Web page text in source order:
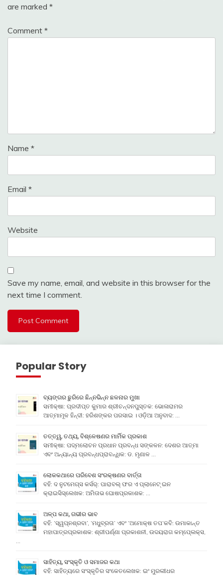
are marked *
Comment *
Name *
Email *
Website
Save my name, email, and website in this browser for the
next time I comment.
Popular Story
ବ୍ୟଙ୍ଗର ଛୁରିରେ ଛିନ୍ନଭିନ୍ନ ଛଳନାର ମୁଖା
ସମୀକ୍ଷା: ପ୍ରଦୀପ୍ତ କୁମାର ଶ୍ରୀଚନ୍ଦନପୁସ୍ତକ: ଭୋଳାରାମର
ଆତ୍ମାମୂଳ ହିନ୍ଦୀ: ହରିଶଙ୍କର ପରସାଇ । ଓଡ଼ିଆ ଅନୁବାଦ: …
ତତ୍ତ୍ୱ, ତଥ୍ୟ, ବିଶ୍ଳେଷଣର ମାର୍ମିକ ପ୍ରକାଶ
ସମୀକ୍ଷା: ପଦ୍ମଲୋଚନ ପ୍ରଧାନ ପ୍ରବନ୍ଧ ସଙ୍କଳନ: ଦେଶର ଆତ୍ମା
ଏବଂ ଅନ୍ୟାନ୍ୟ ପ୍ରବନ୍ଧପ୍ରାବନ୍ଧିକ: ଡ. ମୃଣାଳ …
ଲୋକକଥାରେ ପରିବେଶ ସଂରକ୍ଷଣର ବାର୍ତ୍ତା
ବହି: ଦ ନୁଟମେଗ୍ସ କର୍ସର୍: ପାରାବଲ୍ ଫର ଏ ପ୍ଲାନେଟ୍ ଇନ
କ୍ରାଇସିସ୍ଲେଖକ: ଅମିତାଭ ଘୋଷପ୍ରକାଶକ: …
ଅଳ୍ପ କଥା, ଗଭୀର ଭାବ
ବହି: ‘ସ୍ୱପ୍ନଶ୍ରବା’, ‘ମଧୁବ୍ରତା’ ଏବଂ ‘ଅମୋକ୍ଷ ତପ’କବି: ଉମାକାନ୍ତ
ମହାପାତ୍ରପ୍ରକାଶକ: ଶ୍ରୀପର୍ଣ୍ଣା ପ୍ରକାଶନୀ, ଉଦୟରାଗ କମ୍ପେ୍ଲକ୍ସ,
ସାହିତ୍ୟ, ସଂସ୍କୃତି ଓ ସମାଜର କଥା
ବହି: ସାହିତ୍ୟରେ ସଂସ୍କୃତିର ସଂକେତଲେଖକ: ଇଂ ମୁରଲୀଧର